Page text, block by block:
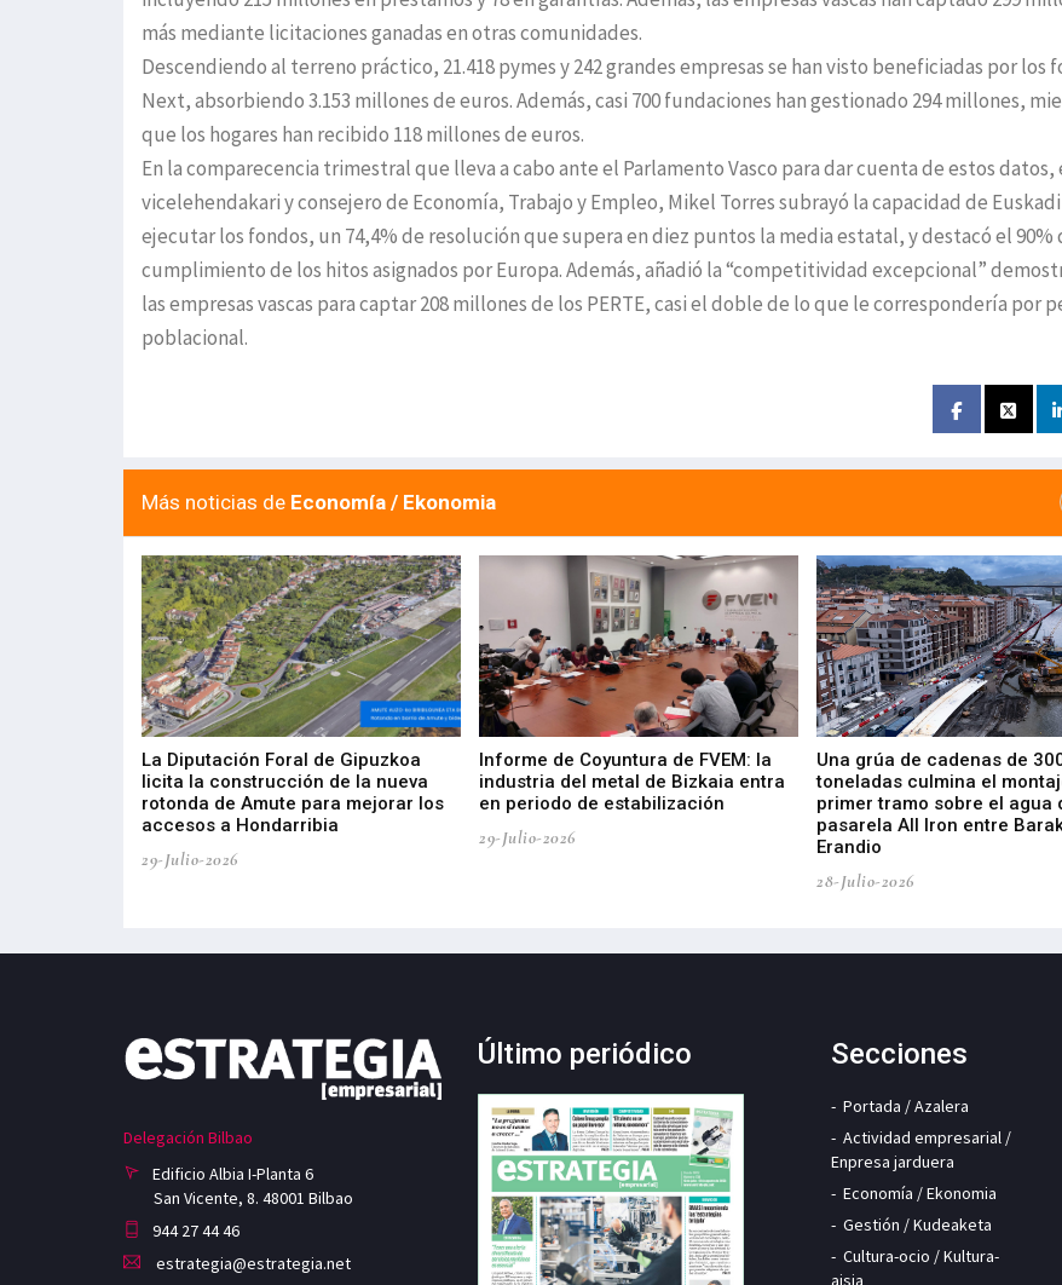
más mediante licitaciones ganadas en otras comunidades.
Descendiendo al terreno práctico, 21.418 pymes y 242 grandes empresas se han visto beneficiadas por los
Next, absorbiendo 3.153 millones de euros. Además, casi 700 fundaciones han gestionado 294 millones,
que los hogares han recibido 118 millones de euros.
En la comparecencia trimestral que lleva a cabo ante el Parlamento Vasco para dar cuenta de estos datos,
vicelehendakari y consejero de Economía, Trabajo y Empleo, Mikel Torres subrayó la capacidad de
ejecutar los fondos, un 74,4% de resolución que supera en diez puntos la media estatal, y destacó el 90%
cumplimiento de los hitos asignados por Europa. Además, añadió la “competitividad excepcional”
las empresas vascas para captar 208 millones de los PERTE, casi el doble de lo que le correspondería por
poblacional.
Más noticias de Economía / Ekonomia
La Diputación Foral de Gipuzkoa
licita la construcción de la nueva
rotonda de Amute para mejorar los
accesos a Hondarribia
29-Julio-2026
Informe de Coyuntura de FVEM: la
industria del metal de Bizkaia entra
en periodo de estabilización
29-Julio-2026
Una grúa de cadenas de
toneladas culmina el
primer tramo sobre el agua
pasarela All Iron entre
Erandio
28-Julio-2026
Delegación Bilbao
Edificio Albia I-Planta 6
San Vicente, 8. 48001 Bilbao
944 27 44 46
estrategia@estrategia.net
Último periódico Secciones
Portada / Azalera
Actividad empresarial /
Enpresa jarduera
Economía / Ekonomia
Gestión / Kudeaketa
Cultura-ocio / Kultura-
aisia